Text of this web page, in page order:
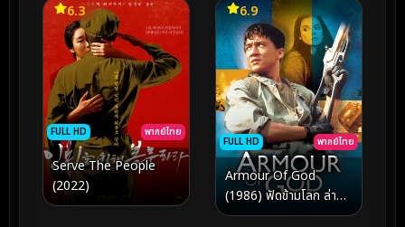
FULL HD พากย์ไทย
6.3
Serve The People
(2022)
FULL HD พากย์ไทย
6.9
Armour Of God
(1986) ฟัดข้ามโลก ล่าสุด
แผ่นดิน